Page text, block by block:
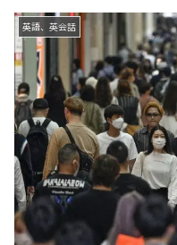
英語、英会話